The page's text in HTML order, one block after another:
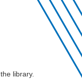
the library.